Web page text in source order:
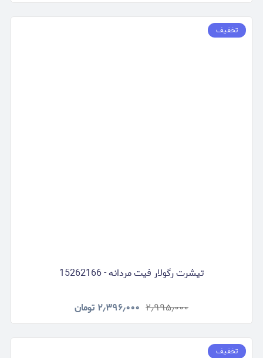
تخفیف
تیشرت رگولار فیت مردانه - 15262166
۲٫۹۹۵٫۰۰۰ ۲٫۳۹۶٫۰۰۰ تومان
تخفیف